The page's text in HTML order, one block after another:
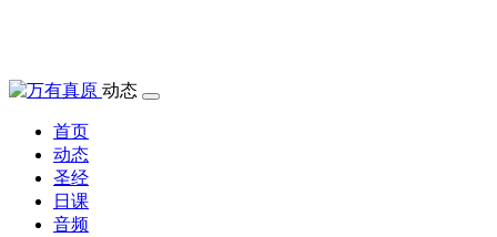
动态
首页
动态
圣经
日课
音频